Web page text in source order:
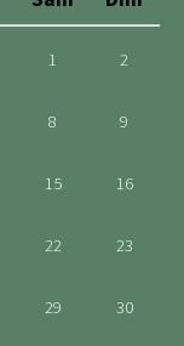
1 2
8 9
15 16
22 23
29 30